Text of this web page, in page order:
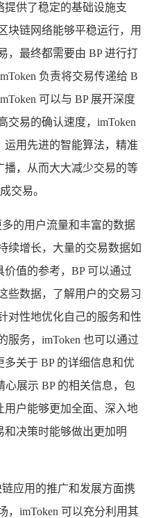
提供了稳定的基础设施支
块链网络能够平稳运行，用
，最终都需要由 BP 进行打
负责将交易传递给 B
可以与 BP 展开深度
交易的确认速度，imToken
运用先进的智能算法，精准
播，从而大大减少交易的等
交易。
多的用户流量和丰富的数据
续增长，大量的交易数据如
价值的参考，BP 可以通过
些数据，了解用户的交易习
对性地优化自己的服务和性
服务，imToken 也可以通过
多关于 BP 的详细信息和优
心展示 BP 的相关信息，包
用户能够更加全面、深入地
和决策时能够做出更加明
应用的推广和发展方面携
，imToken 可以充分利用其